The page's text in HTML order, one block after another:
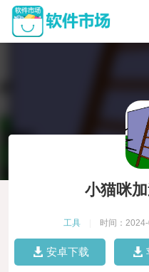
小猫咪
工具 时间：
安卓下载